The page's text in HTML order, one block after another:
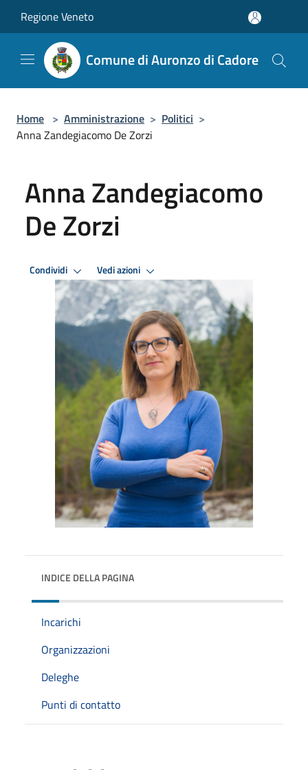
Regione Veneto
Comune di Auronzo di Cadore
Home > Amministrazione > Politici >
Anna Zandegiacomo De Zorzi
Anna Zandegiacomo
De Zorzi
Condividi Vedi azioni
INDICE DELLA PAGINA
Incarichi
Organizzazioni
Deleghe
Punti di contatto